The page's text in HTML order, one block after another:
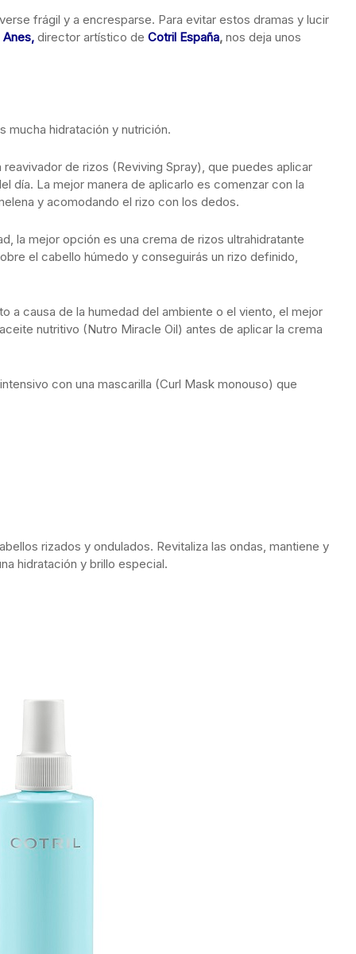
frágil y a encresparse. Para evitar estos dramas y lucir
director artístico de Cotril España, nos deja unos
mucha hidratación y nutrición.
de rizos (Reviving Spray), que puedes aplicar
día. La mejor manera de aplicarlo es comenzar con la
y acomodando el rizo con los dedos.
la mejor opción es una crema de rizos ultrahidratante
el cabello húmedo y conseguirás un rizo definido,
a causa de la humedad del ambiente o el viento, el mejor
nutritivo (Nutro Miracle Oil) antes de aplicar la crema
con una mascarilla (Curl Mask monouso) que
rizados y ondulados. Revitaliza las ondas, mantiene y
hidratación y brillo especial.